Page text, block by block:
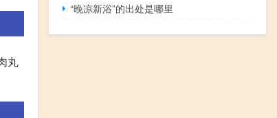
丸
“晚凉新浴”的出处是哪里